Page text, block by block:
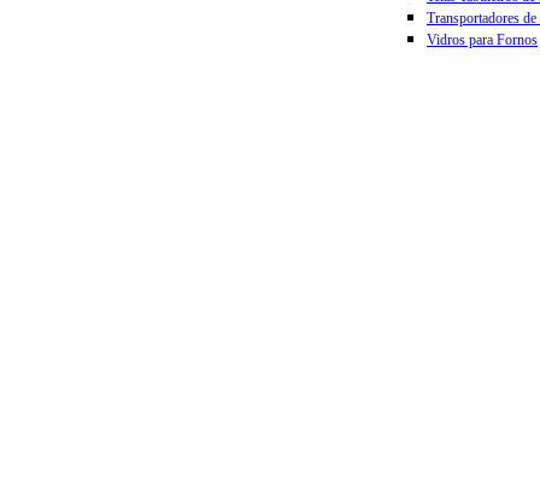
Transportadores
Vidros para Fornos